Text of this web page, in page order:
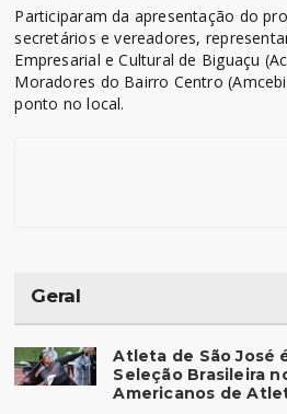
Participaram da apresentação do
secretários e vereadores,
Empresarial e Cultural de Biguaçu
Moradores do Bairro Centro
ponto no local.
Geral
Atleta de São José
Seleção Brasileira
Americanos de